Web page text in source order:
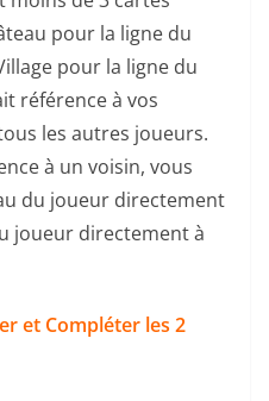
pour la ligne du
pour la ligne du
référence à vos
les autres joueurs.
à un voisin, vous
du joueur directement
joueur directement à
et Compléter les 2